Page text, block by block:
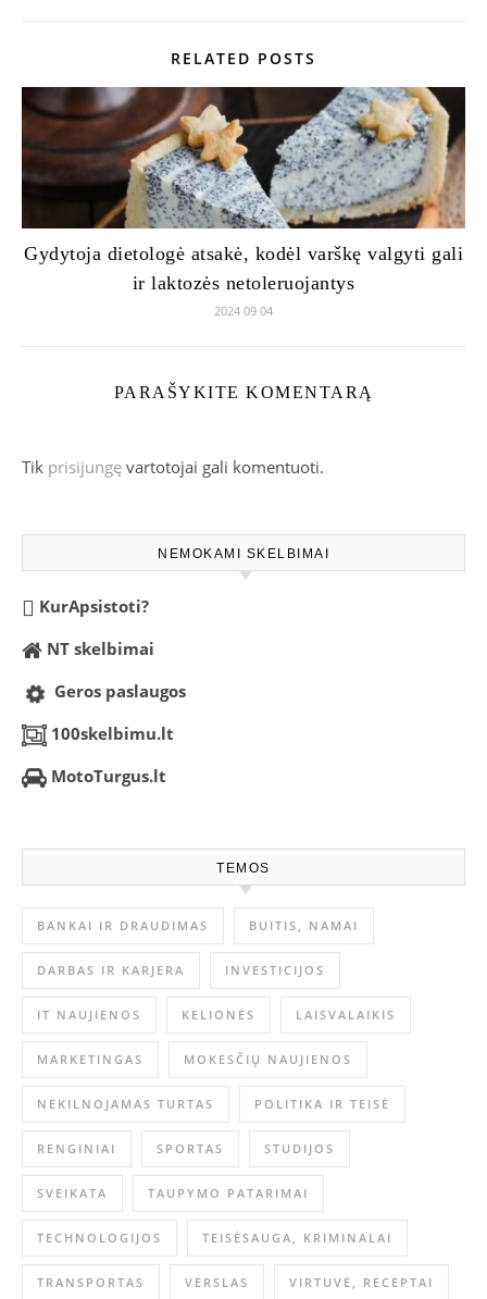
RELATED POSTS
Gydytoja dietologė atsakė, kodėl varškę valgyti gali
ir laktozės netoleruojantys
2024 09 04
PARAŠYKITE KOMENTARĄ
Tik prisijungę vartotojai gali komentuoti.
NEMOKAMI SKELBIMAI
KurApsistoti?
NT skelbimai
Geros paslaugos
100skelbimu.lt
MotoTurgus.lt
TEMOS
BANKAI IR DRAUDIMAS BUITIS, NAMAI
DARBAS IR KARJERA INVESTICIJOS
IT NAUJIENOS KELIONĖS LAISVALAIKIS
MARKETINGAS MOKESČIŲ NAUJIENOS
NEKILNOJAMAS TURTAS POLITIKA IR TEISĖ
RENGINIAI SPORTAS STUDIJOS
SVEIKATA TAUPYMO PATARIMAI
TECHNOLOGIJOS TEISĖSAUGA, KRIMINALAI
TRANSPORTAS VERSLAS VIRTUVĖ, RECEPTAI